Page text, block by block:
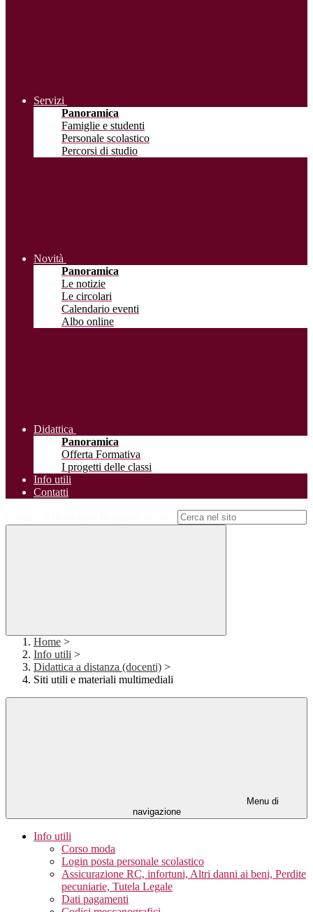
Servizi
Panoramica
Famiglie e studenti
Personale scolastico
Percorsi di studio
Novità
Panoramica
Le notizie
Le circolari
Calendario eventi
Albo online
Didattica
Panoramica
Offerta Formativa
I progetti delle classi
Info utili
Contatti
Home >
Info utili >
Didattica a distanza (docenti) >
Siti utili e materiali multimediali
Menu di
navigazione
Info utili
Corso moda
Login posta personale scolastico
Assicurazione RC, infortuni, Altri danni ai beni, Perdite
pecuniarie, Tutela Legale
Dati pagamenti